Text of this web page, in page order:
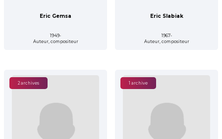
Eric Gemsa
1949-
Auteur, compositeur
Eric Slabiak
1967-
Auteur, compositeur
2 archives 1 archive